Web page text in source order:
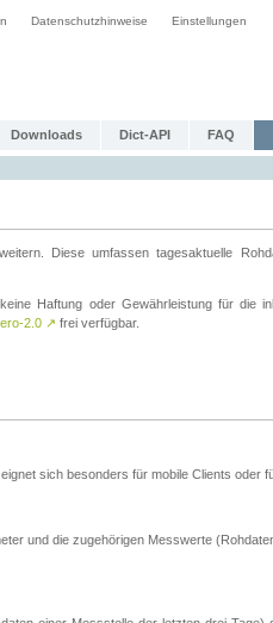
Datenschutzhinweise Einstellungen
Downloads Dict-API FAQ
Diese umfassen tagesaktuelle
Haftung oder Gewährleistung für die
2.0 ↗ frei verfügbar.
sich besonders für mobile Clients oder
und die zugehörigen Messwerte